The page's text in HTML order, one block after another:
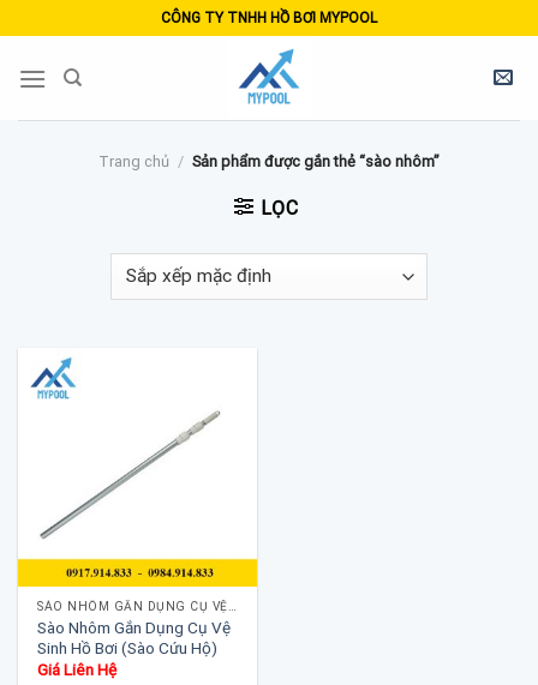
to
content
CÔNG TY TNHH HỒ BƠI MYPOOL
Trang chủ / Sản phẩm được gắn thẻ “sào nhôm”
LỌC
Sào Nhôm Gắn Dụng Cụ Vệ
Sinh Hồ Bơi (Sào Cứu Hộ)
Giá Liên Hệ